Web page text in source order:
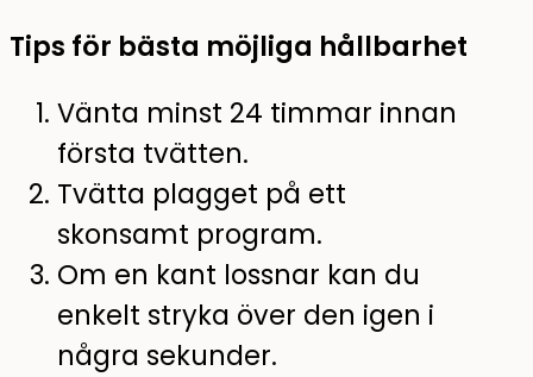
Tips för bästa möjliga hållbarhet
Vänta minst 24 timmar innan
första tvätten.
Tvätta plagget på ett
skonsamt program.
Om en kant lossnar kan du
enkelt stryka över den igen i
några sekunder.